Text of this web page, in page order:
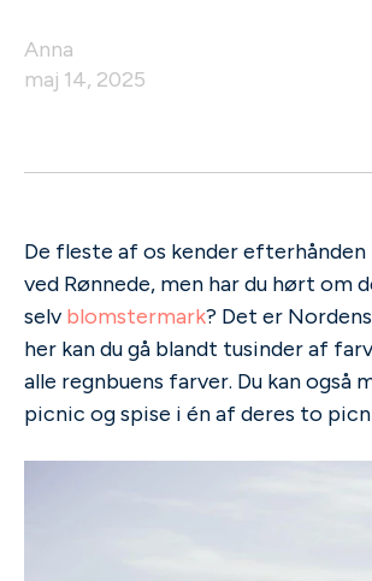
Anna
maj 14, 2025
De fleste af os kender
ved Rønnede, men har du hørt om
selv blomstermark? Det er
her kan du gå blandt tusinder af
alle regnbuens farver. Du kan også
picnic og spise i én af deres to